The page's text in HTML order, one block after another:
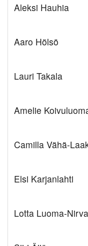
Aleksi Hauhia
Aaro Hölsö
Lauri Takala
Amelie
Camilla Vähä-
Elsi Karjanlahti
Lotta Luoma-Nirva